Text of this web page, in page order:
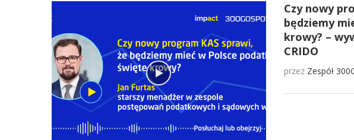
Czy nowy
będziemy
krowy? –
CRIDO
przez Zespół